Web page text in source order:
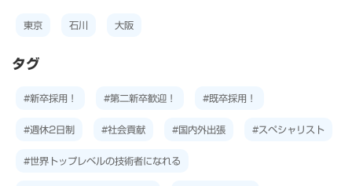
東京 石川 大阪
タグ
#新卒採用！ #第二新卒歓迎！ #既卒採用！
#週休2日制 #社会貢献 #国内外出張 #スペシャリスト
#世界トップレベルの技術者になれる